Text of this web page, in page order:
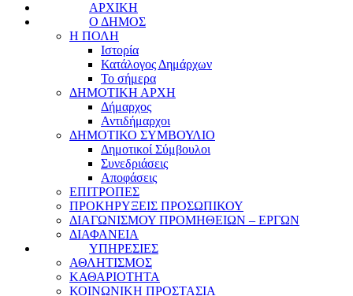
ΑΡΧΙΚΗ
Ο ΔΗΜΟΣ
Η ΠΟΛΗ
Ιστορία
Κατάλογος Δημάρχων
Το σήμερα
ΔΗΜΟΤΙΚΗ ΑΡΧΗ
Δήμαρχος
Αντιδήμαρχοι
ΔΗΜΟΤΙΚΟ ΣΥΜΒΟΥΛΙΟ
Δημοτικοί Σύμβουλοι
Συνεδριάσεις
Αποφάσεις
ΕΠΙΤΡΟΠΕΣ
ΠΡΟΚΗΡΥΞΕΙΣ ΠΡΟΣΩΠΙΚΟΥ
ΔΙΑΓΩΝΙΣΜΟΥ ΠΡΟΜΗΘΕΙΩΝ – ΕΡΓΩΝ
ΔΙΑΦΑΝΕΙΑ
ΥΠΗΡΕΣΙΕΣ
ΑΘΛΗΤΙΣΜΟΣ
ΚΑΘΑΡΙΟΤΗΤΑ
ΚΟΙΝΩΝΙΚΗ ΠΡΟΣΤΑΣΙΑ